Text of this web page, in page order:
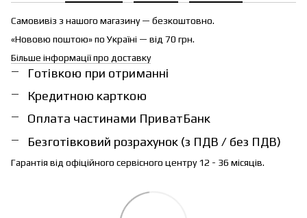
Самовивіз з нашого магазину — безкоштовно.
«Нововю поштою» по Україні — від 70 грн.
Більше інформації про доставку
Готівкою при отриманні
Кредитною карткою
Оплата частинами ПриватБанк
Безготівковий розрахунок (з ПДВ / без ПДВ)
Гарантія від офіційного сервісного центру 12 - 36 місяців.